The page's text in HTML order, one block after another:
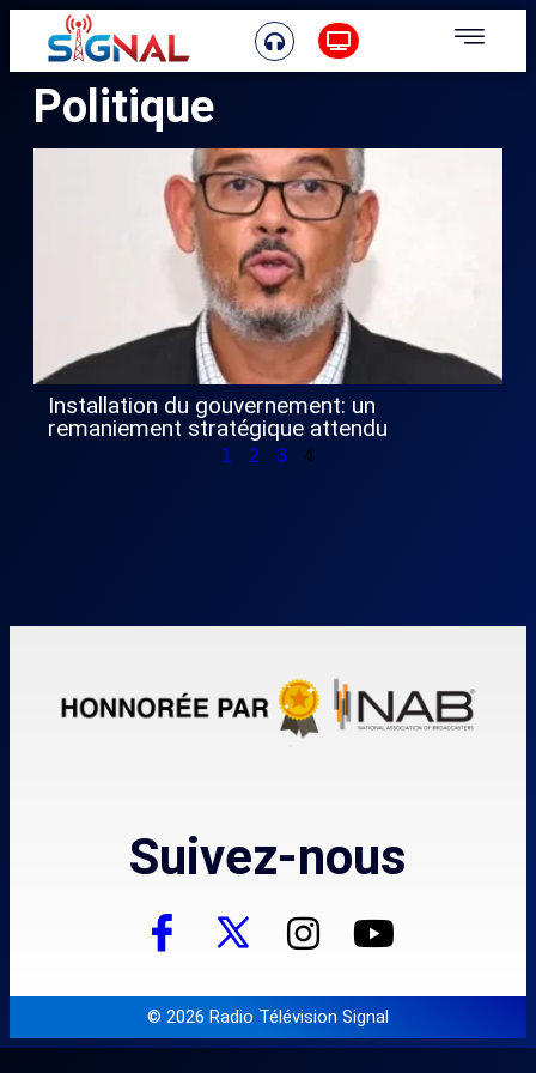
Politique
Installation du gouvernement: un
remaniement stratégique attendu
1 2 3 4
Suivez-nous
© 2026 Radio Télévision Signal